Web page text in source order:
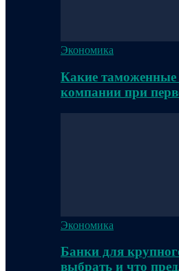
Экономика
Какие
компании при
Экономика
Банки для
выбрать и что